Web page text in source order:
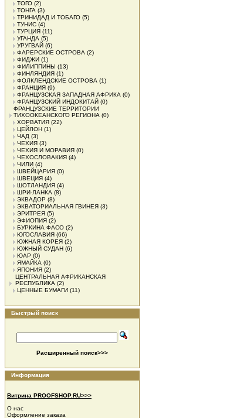
ТОГО (2)
ТОНГА (3)
ТРИНИДАД И ТОБАГО (5)
ТУНИС (4)
ТУРЦИЯ (11)
УГАНДА (5)
УРУГВАЙ (6)
ФАРЕРСКИЕ ОСТРОВА (2)
ФИДЖИ (1)
ФИЛИППИНЫ (13)
ФИНЛЯНДИЯ (1)
ФОЛКЛЕНДСКИЕ ОСТРОВА (1)
ФРАНЦИЯ (9)
ФРАНЦУЗСКАЯ ЗАПАДНАЯ АФРИКА (0)
ФРАНЦУЗСКИЙ ИНДОКИТАЙ (0)
ФРАНЦУЗСКИЕ ТЕРРИТОРИИ
ТИХООКЕАНСКОГО РЕГИОНА (0)
ХОРВАТИЯ (22)
ЦЕЙЛОН (1)
ЧАД (3)
ЧЕХИЯ (3)
ЧЕХИЯ И МОРАВИЯ (0)
ЧЕХОСЛОВАКИЯ (4)
ЧИЛИ (4)
ШВЕЙЦАРИЯ (0)
ШВЕЦИЯ (4)
ШОТЛАНДИЯ (4)
ШРИ-ЛАНКА (8)
ЭКВАДОР (8)
ЭКВАТОРИАЛЬНАЯ ГВИНЕЯ (3)
ЭРИТРЕЯ (5)
ЭФИОПИЯ (2)
БУРКИНА ФАСО (2)
ЮГОСЛАВИЯ (66)
ЮЖНАЯ КОРЕЯ (2)
ЮЖНЫЙ СУДАН (6)
ЮАР (0)
ЯМАЙКА (0)
ЯПОНИЯ (2)
ЦЕНТРАЛЬНАЯ АФРИКАНСКАЯ
РЕСПУБЛИКА (2)
ЦЕННЫЕ БУМАГИ (11)
Быстрый поиск
Расширенный поиск>>>
Информация
Витрина PROOFSHOP.RU>>>
О нас
Оформление заказа